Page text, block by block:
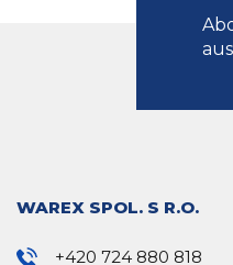
WAREX SPOL. S R.O.
+420 724 880 818